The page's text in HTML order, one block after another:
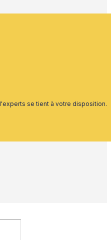
se tient à votre disposition.